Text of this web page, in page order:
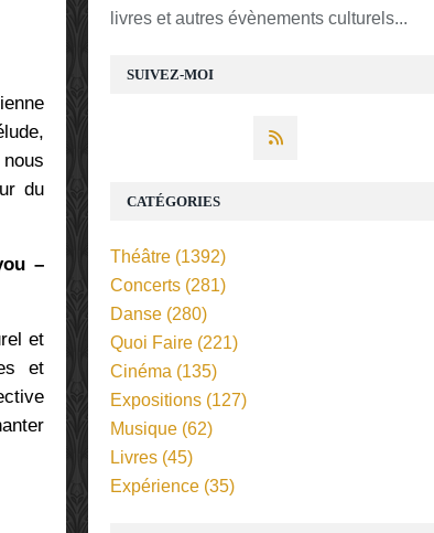
du
–
et
et
SUIVEZ-MOI
livres et autres évènements culturels...
CATÉGORIES
Théâtre (1392)
Concerts (281)
Danse (280)
Quoi Faire (221)
Cinéma (135)
Expositions (127)
Musique (62)
Livres (45)
Expérience (35)